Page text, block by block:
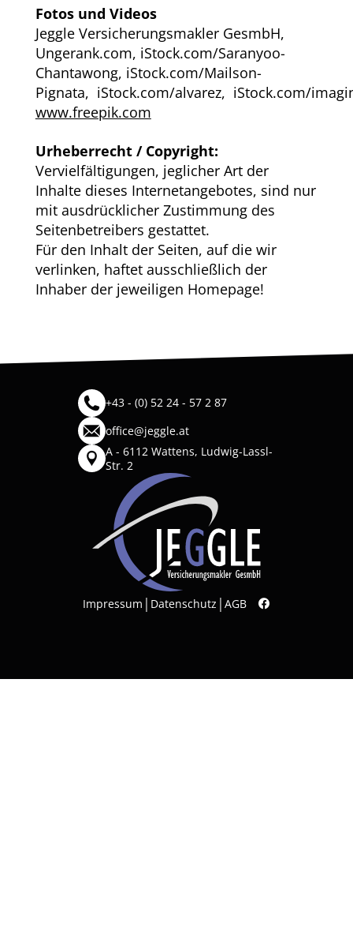
Fotos und Videos
Jeggle Versicherungsmakler GesmbH,
Ungerank.com, iStock.com/Saranyoo-
Chantawong, iStock.com/Mailson-
Pignata, iStock.com/alvarez, iStock.com/
www.freepik.com
Urheberrecht / Copyright:
Vervielfältigungen, jeglicher Art der
Inhalte dieses Internetangebotes, sind nur
mit ausdrücklicher Zustimmung des
Seitenbetreibers gestattet.
Für den Inhalt der Seiten, auf die wir
verlinken, haftet ausschließlich der
Inhaber der jeweiligen Homepage!
+43 - (0) 52 24 - 57 2 87
office@jeggle.at
A - 6112 Wattens, Ludwig-Lassl-
Str. 2
Impressum | Datenschutz |AGB